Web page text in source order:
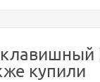
купили